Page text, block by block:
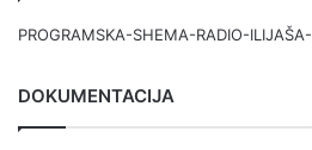
PROGRAMSKA-SHEMA-RADIO-ILIJAŠA-
DOKUMENTACIJA